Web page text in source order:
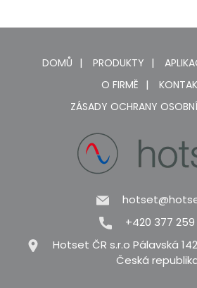
DOMŮ PRODUKTY
O FIRMĚ
ZÁSADY OCHRANY
+420 377
Hotset ČR s.r.o Pálavská
Česká